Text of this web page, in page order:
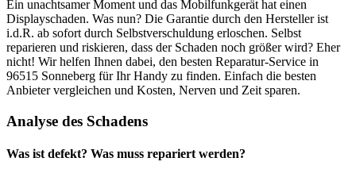
Ein unachtsamer Moment und das Mobilfunkgerät hat einen
Displayschaden. Was nun? Die Garantie durch den Hersteller ist
i.d.R. ab sofort durch Selbstverschuldung erloschen. Selbst
reparieren und riskieren, dass der Schaden noch größer wird? Eher
nicht! Wir helfen Ihnen dabei, den besten Reparatur-Service in
96515 Sonneberg für Ihr Handy zu finden. Einfach die besten
Anbieter vergleichen und Kosten, Nerven und Zeit sparen.
Analyse des Schadens
Was ist defekt? Was muss repariert werden?